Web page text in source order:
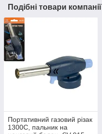
Подібні товари компанії
Портативний газовий різак
1300C, пальник на